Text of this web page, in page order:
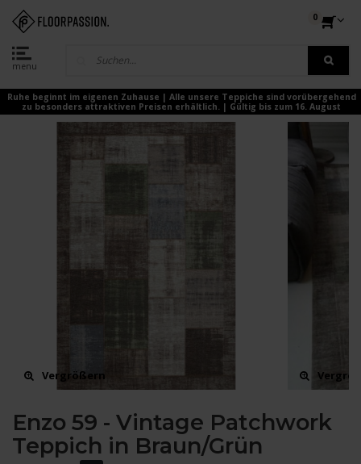
menu
0
Ruhe beginnt im eigenen Zuhause | Alle unsere Teppiche sind vorübergehend
zu besonders attraktiven Preisen erhältlich. | Gültig bis zum 16. August
Vergrößern
Enzo 59 - Vintage Patchwork
Teppich in Braun/Grün